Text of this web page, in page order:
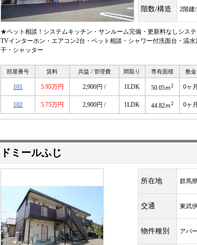
階数/構造 2階建
★ペット相談！システムキッチン・サンルーム完備・更新料なしシス
TVインターホン・エアコン2台・ペット相談・シャワー付洗面台・温
干・シャッター
部屋番号 賃料 共益 / 管理費 間取り 専有面積 敷金
101 5.95万円 2,900円 / 1LDK 50.05ｍ2 0ヶ月
102 5.75万円 2,900円 / 1LDK 44.82ｍ2 0ヶ月
ドミールふじ
所在地 群馬
交通 東武
物件種別 アパ